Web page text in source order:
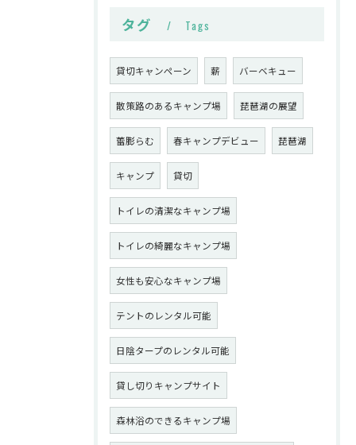
タグ Tags
貸切キャンペーン 薪 バーベキュー
散策路のあるキャンプ場 琵琶湖の展望
蕾膨らむ 春キャンプデビュー 琵琶湖
キャンプ 貸切
トイレの清潔なキャンプ場
トイレの綺麗なキャンプ場
女性も安心なキャンプ場
テントのレンタル可能
日陰タープのレンタル可能
貸し切りキャンプサイト
森林浴のできるキャンプ場